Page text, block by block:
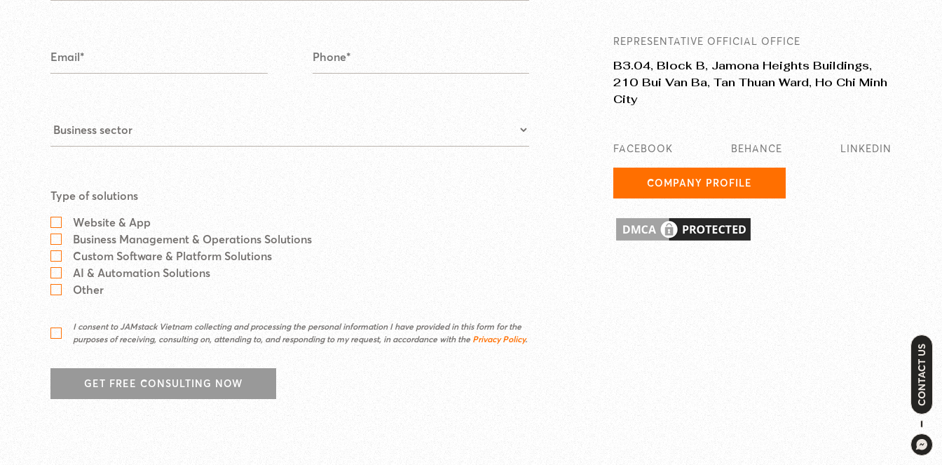
Type of solutions
Website & App
Business Management & Operations Solutions
Custom Software & Platform Solutions
AI & Automation Solutions
Other
I consent to JAMstack Vietnam collecting and processing the personal information I have provided in this form for the
purposes of receiving, consulting on, attending to, and responding to my request, in accordance with the Privacy Policy.
GET FREE CONSULTING NOW
REPRESENTATIVE OFFICIAL OFFICE
B3.04, Block B, Jamona Heights Buildings,
210 Bui Van Ba, Tan Thuan Ward, Ho Chi Minh
City
FACEBOOK BEHANCE LINKEDIN
COMPANY PROFILE